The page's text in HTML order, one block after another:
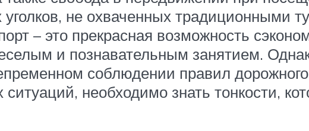
не охваченных традиционными
– это прекрасная возможность
и познавательным занятием.
соблюдении правил
необходимо знать тонкости,